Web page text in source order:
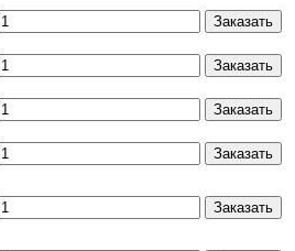
Заказать
Заказать
Заказать
Заказать
Заказать